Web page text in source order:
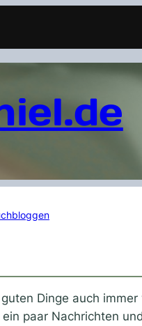
Dinge auch
paar Nachrichten